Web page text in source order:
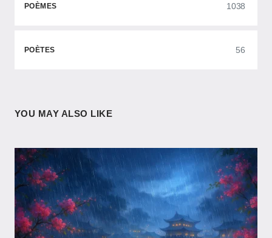
POÈMES 1038
POÈTES 56
YOU MAY ALSO LIKE